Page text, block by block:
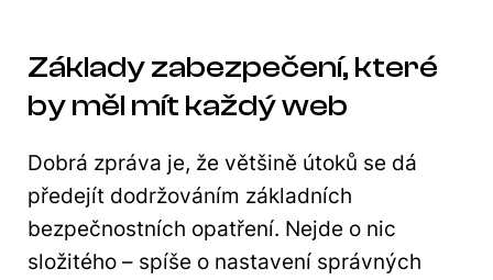
Základy zabezpečení, které
by měl mít každý web
Dobrá zpráva je, že většině útoků se dá
předejít dodržováním základních
bezpečnostních opatření. Nejde o nic
složitého – spíše o nastavení správných